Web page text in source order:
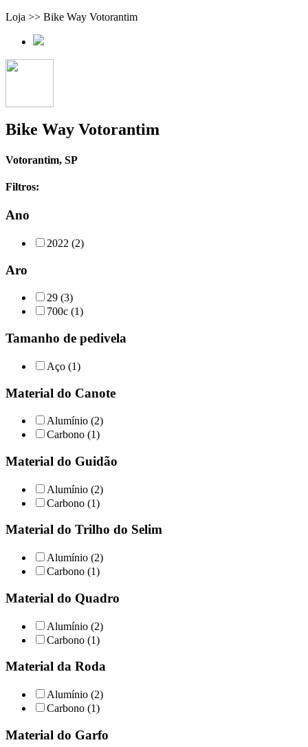
Loja >> Bike Way Votorantim
Bike Way Votorantim
Votorantim, SP
Filtros:
Ano
2022 (2)
Aro
29 (3)
700c (1)
Tamanho de pedivela
Aço (1)
Material do Canote
Alumínio (2)
Carbono (1)
Material do Guidão
Alumínio (2)
Carbono (1)
Material do Trilho do Selim
Alumínio (2)
Carbono (1)
Material do Quadro
Alumínio (2)
Carbono (1)
Material da Roda
Alumínio (2)
Carbono (1)
Material do Garfo